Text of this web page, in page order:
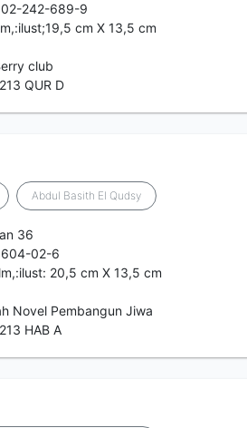
242-689-9
cm X 13,5 cm
club
QUR D
Abdul Basith El Qudsy
36
02-6
20,5 cm X 13,5 cm
Novel Pembangun Jiwa
HAB A